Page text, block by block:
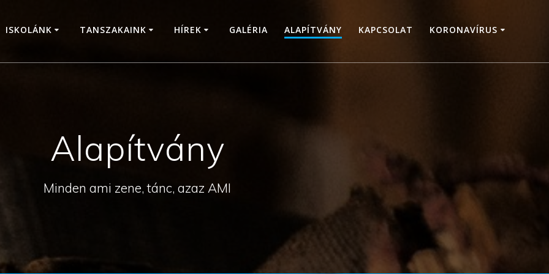
ISKOLÁNK TANSZAKAINK HÍREK GALÉRIA ALAPÍTVÁNY KAPCSOLAT KORONAVÍRUS
Alapítvány
Minden ami zene, tánc, azaz AMI